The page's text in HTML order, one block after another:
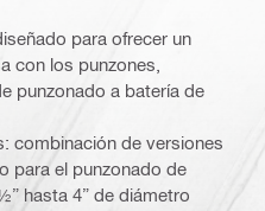
para ofrecer un
con los punzones,
punzonado a batería de
combinación de versiones
para el punzonado de
hasta 4” de diámetro